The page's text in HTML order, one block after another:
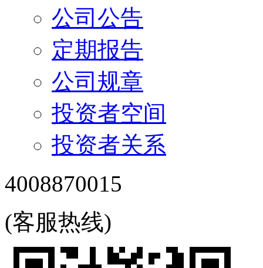
公司公告
定期报告
公司规章
投资者空间
投资者关系
4008870015
(客服热线)